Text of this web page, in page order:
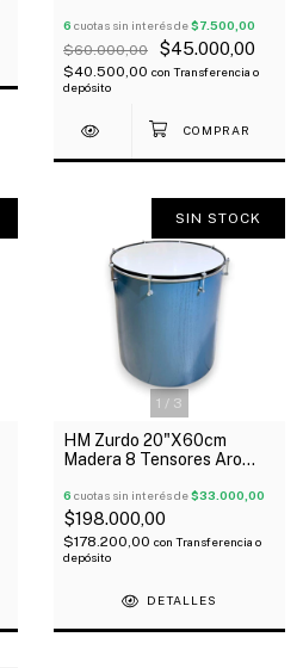
6 cuotas sin interés de$7.500,00
$60.000,00 $45.000,00
$40.500,00 con Transferencia o
depósito
1 / 3
SIN STOCK
HM Zurdo 20"X60cm
Madera 8 Tensores Aro
6 cuotas sin interés de$33.000,00
$198.000,00
$178.200,00 con Transferencia o
depósito
DETALLES